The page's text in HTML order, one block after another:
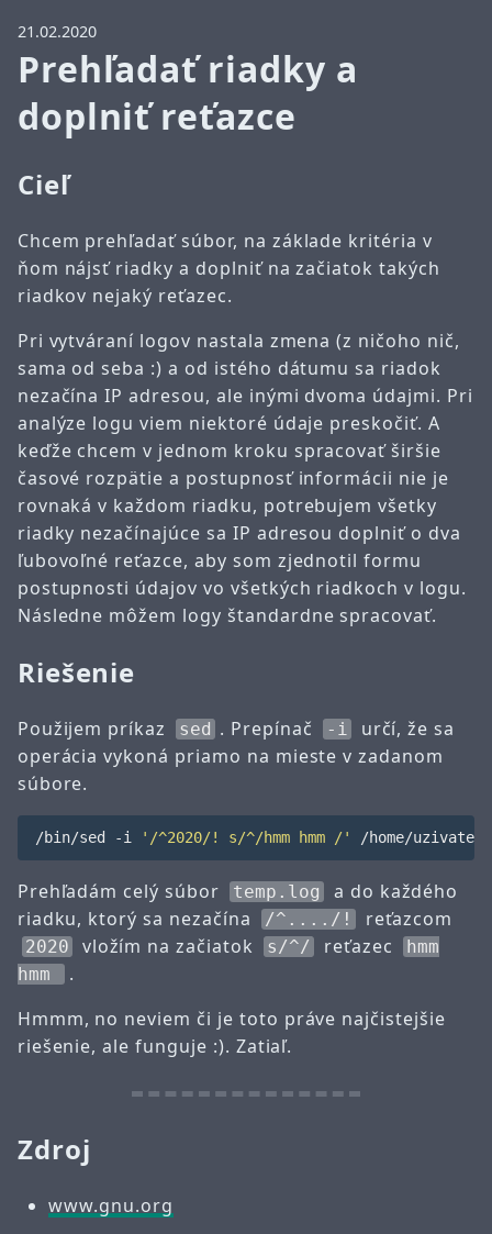
21.02.2020
Prehľadať riadky a
doplniť reťazce
Cieľ
Chcem prehľadať súbor, na základe kritéria v
ňom nájsť riadky a doplniť na začiatok takých
riadkov nejaký reťazec.
Pri vytváraní logov nastala zmena (z ničoho nič,
sama od seba :) a od istého dátumu sa riadok
nezačína IP adresou, ale inými dvoma údajmi. Pri
analýze logu viem niektoré údaje preskočiť. A
keďže chcem v jednom kroku spracovať širšie
časové rozpätie a postupnosť informácii nie je
rovnaká v každom riadku, potrebujem všetky
riadky nezačínajúce sa IP adresou doplniť o dva
ľubovoľné reťazce, aby som zjednotil formu
postupnosti údajov vo všetkých riadkoch v logu.
Následne môžem logy štandardne spracovať.
Riešenie
Použijem príkaz sed . Prepínač -i
určí, že sa
operácia vykoná priamo na mieste v zadanom
súbore.
/bin/sed -i '/^2020/! s/^/hmm hmm /'
Prehľadám celý súbor temp.log
a do každého
riadku, ktorý sa nezačína
/^..../! reťazcom
2020 vložím na začiatok s/^/ reťazec
hmm
hmm
.
Hmmm, no neviem či je toto práve najčistejšie
riešenie, ale funguje :). Zatiaľ.
Zdroj
www.gnu.org